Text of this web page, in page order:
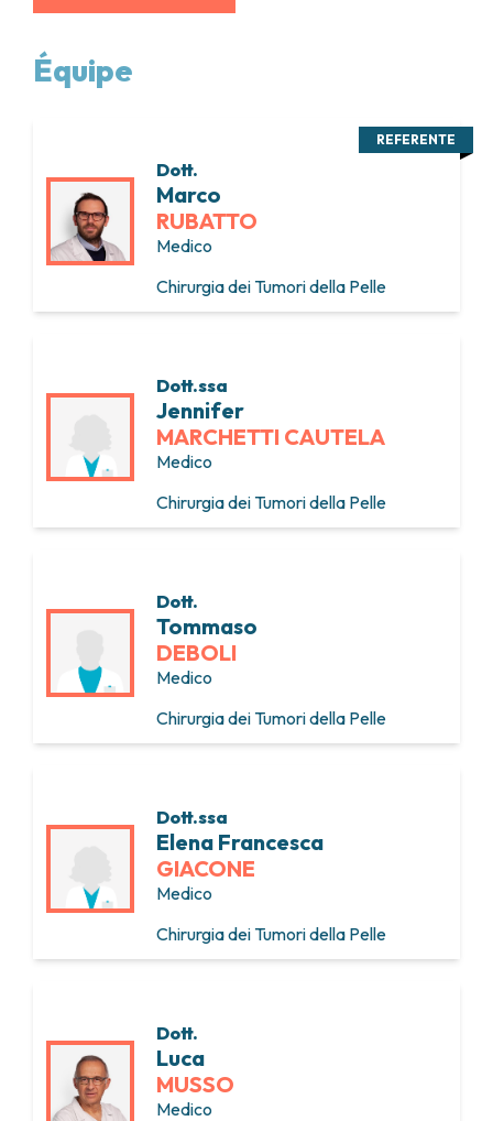
Équipe
Dott.
Marco
RUBATTO
Medico
Chirurgia dei Tumori della Pelle
REFERENTE
Dott.ssa
Jennifer
MARCHETTI CAUTELA
Medico
Chirurgia dei Tumori della Pelle
Dott.
Tommaso
DEBOLI
Medico
Chirurgia dei Tumori della Pelle
Dott.ssa
Elena Francesca
GIACONE
Medico
Chirurgia dei Tumori della Pelle
Dott.
Luca
MUSSO
Medico